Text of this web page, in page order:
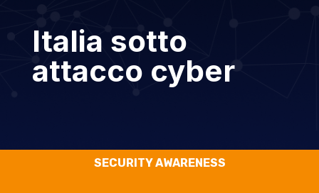
Italia sotto
attacco cyber
SECURITY AWARENESS